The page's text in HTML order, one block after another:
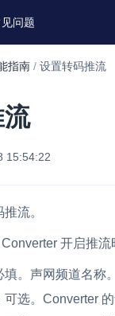
问题
指南 / 设置转码推流
15:54:22
流。
开启推流
填。声网频道名称。
可选。Converter